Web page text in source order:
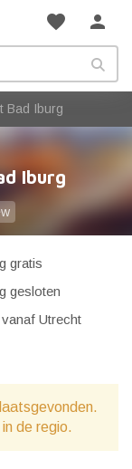
favorite person
Bad Iburg
Iburg
gratis
Vandaag gesloten
Utrecht
in de regio.